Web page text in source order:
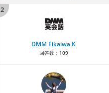
2
DMM Eikaiwa K
回答数： 109